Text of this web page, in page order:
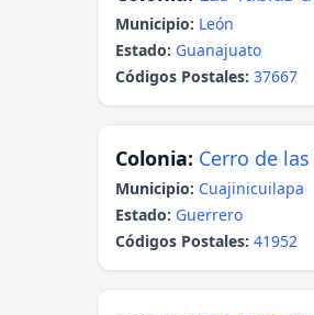
Municipio: León
Estado: Guanajuato
Códigos Postales: 37667
Colonia: Cerro de
Municipio: Cuajinicuilapa
Estado: Guerrero
Códigos Postales: 41952